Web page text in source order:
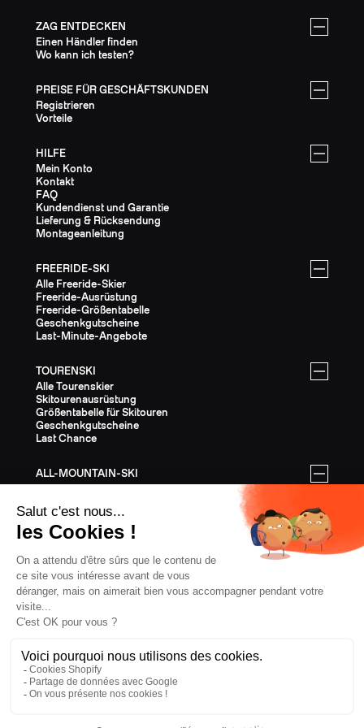
ZAG ENTDECKEN
Einen Händler finden
Wo kann ich testen?
PREISE FÜR GESCHÄFTSKUNDEN
Registrieren
Vorteile
HILFE
Mein Konto
Kontakt
FAQ
Kundendienst und Garantie
Lieferung & Rücksendung
Montageanleitung
FREERIDE-SKI
Alle Freeride-Skier
Freeride-Ausrüstung
Freeride-Größentabelle
Geschenkgutscheine
Last-Minute-Angebote
TOURENSKI
Alle Tourenskier
Skitourenausrüstung
Größentabelle für Skitouren
Geschenkgutscheine
Last Chance
ALL-MOUNTAIN-SKI
All-Mountain-Größentabelle
Geschenkgutscheine
Last Chance
AUSSTATTUNG
Die gesamte Ausrüstung
Helme
Bindungen
Stöcke
Steigeisen
Bekleidung
Geschenkkarten
Last Chance